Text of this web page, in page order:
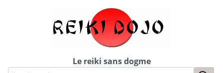
Le reiki sans dogme